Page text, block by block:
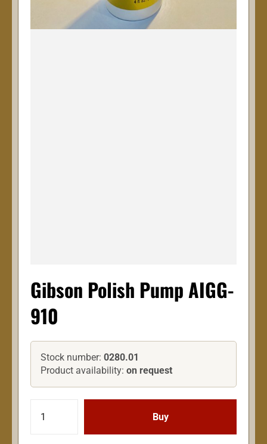
Gibson Polish Pump AIGG-
910
Stock number: 0280.01
Product availability: on request